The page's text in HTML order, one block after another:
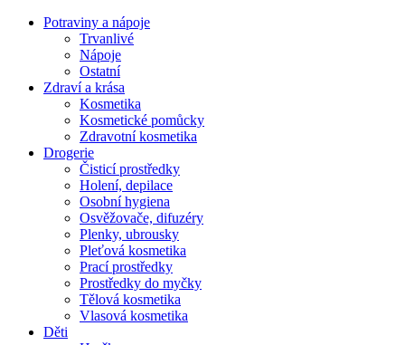
Potraviny a nápoje
Trvanlivé
Nápoje
Ostatní
Zdraví a krása
Kosmetika
Kosmetické pomůcky
Zdravotní kosmetika
Drogerie
Čisticí prostředky
Holení, depilace
Osobní hygiena
Osvěžovače, difuzéry
Plenky, ubrousky
Pleťová kosmetika
Prací prostředky
Prostředky do myčky
Tělová kosmetika
Vlasová kosmetika
Děti